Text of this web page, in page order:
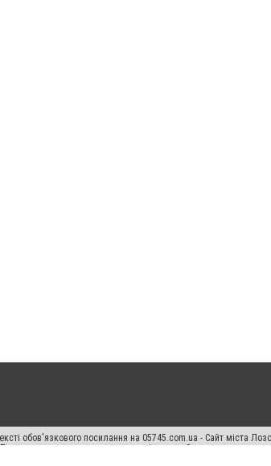
обов'язкового посилання на 05745.com.ua - Сайт міста
виняткових прав переслідується Законом.